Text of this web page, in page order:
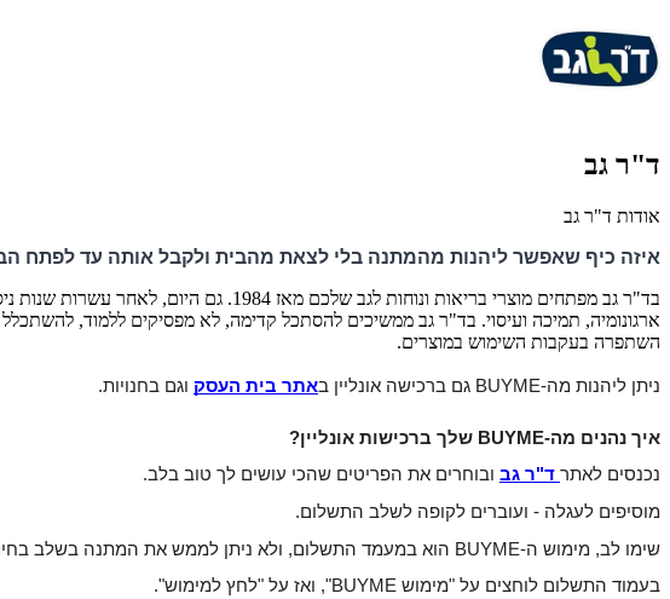
ד"ר גב
אודות ד"ר גב
איזה כיף שאפשר ליהנות מהמתנה בלי לצאת מהבית ולקבל אותה עד לפתח
בד"ר גב מפתחים מוצרי בריאות ונוחות
ארגונומיה, תמיכה ועיסוי. בד"ר גב ממשיכים להסתכל קדימה, לא מפסיקים ללמוד,
השתפרה בעקבות השימוש במוצרים.
ניתן ליהנות מה-BUYME גם ברכישה אונליין ב אתר בית העסק וגם בחנויות.
איך נהנים מה-BUYME שלך ברכישות אונליין?
נכנסים לאתר ד"ר גב ובוחרים את הפריטים שהכי עושים לך טוב בלב.
מוסיפים לעגלה - ועוברים לקופה לשלב התשלום.
שימו לב, מימוש ה-BUYME הוא במעמד התשלום, ולא ניתן לממש את המתנה בשלב בחירת הפריטים או בחלונית "קוד קופון או גיפטקארד".
בעמוד התשלום לוחצים על "מימוש BUYME", ואז על "לחץ למימוש".